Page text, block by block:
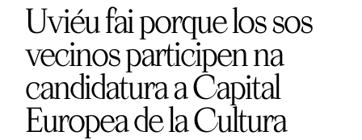
Uviéu fai porque los sos
vecinos participen na
candidatura a Capital
Europea de la Cultura